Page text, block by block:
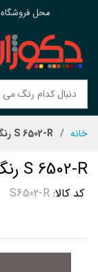
محل فروشگاه
خانه S 6502-R رنگ
S 6502-R رنگ
کد کالا S6502-R